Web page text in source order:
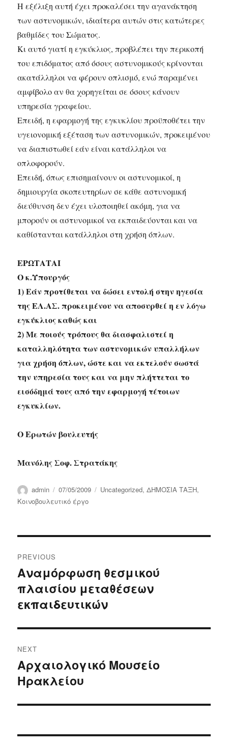
Η εξέλιξη αυτή έχει προκαλέσει την αγανάκτηση
των αστυνομικών, ιδιαίτερα αυτών στις κατώτερες
βαθμίδες του Σώματος.
Κι αυτό γιατί η εγκύκλιος, προβλέπει την περικοπή
του επιδόματος από όσους αστυνομικούς κρίνονται
ακατάλληλοι να φέρουν οπλισμό, ενώ παραμένει
αμφίβολο αν θα χορηγείται σε όσους κάνουν
υπηρεσία γραφείου.
Επειδή, η εφαρμογή της εγκυκλίου προϋποθέτει την
υγειονομική εξέταση των αστυνομικών, προκειμένου
να διαπιστωθεί εάν είναι κατάλληλοι να
οπλοφορούν.
Επειδή, όπως επισημαίνουν οι αστυνομικοί, η
δημιουργία σκοπευτηρίων σε κάθε αστυνομική
διεύθυνση δεν έχει υλοποιηθεί ακόμη, για να
μπορούν οι αστυνομικοί να εκπαιδεύονται και να
καθίστανται κατάλληλοι στη χρήση όπλων.
ΕΡΩΤΑΤΑΙ
Ο κ.Υπουργός
1) Εάν προτίθεται να δώσει εντολή στην ηγεσία
της ΕΛ.ΑΣ. προκειμένου να αποσυρθεί η εν λόγω
εγκύκλιος καθώς και
2) Με ποιούς τρόπους θα διασφαλιστεί η
καταλληλότητα των αστυνομικών υπαλλήλων
για χρήση όπλων, ώστε και να εκτελούν σωστά
την υπηρεσία τους και να μην πλήττεται το
εισόδημά τους από την εφαρμογή τέτοιων
εγκυκλίων.
Ο Ερωτών βουλευτής
Μανόλης Σοφ. Στρατάκης
Author
admin
Posted
on
07/05/2009 Categories
Uncategorized,ΔΗΜΟΣΙΑ ΤΑΞΗ,
Κοινοβουλευτικό έργο
navigation
PREVIOUS
Previous
post:
Αναμόρφωση θεσμικού
πλαισίου μεταθέσεων
εκπαιδευτικών
NEXT
Next
post:
Αρχαιολογικό Μουσείο
Ηρακλείου